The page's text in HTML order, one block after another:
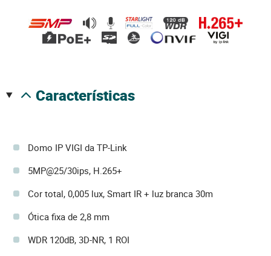
características
Domo IP VIGI da TP-Link
5MP@25/30ips, H.265+
Cor total, 0,005 lux, Smart IR + luz branca 30m
Ótica fixa de 2,8 mm
WDR 120dB, 3D-NR, 1 ROI